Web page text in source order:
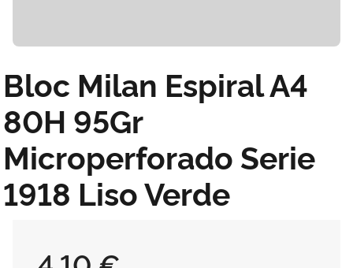
Bloc Milan Espiral A4
80H 95Gr
Microperforado Serie
1918 Liso Verde